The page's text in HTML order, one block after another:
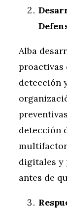
Alba
proactivas
detección
detección
digitales y
antes de